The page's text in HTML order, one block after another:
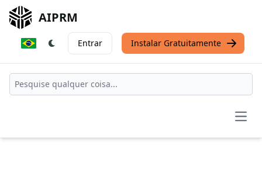
AIPRM
Entrar Instalar Gratuitamente